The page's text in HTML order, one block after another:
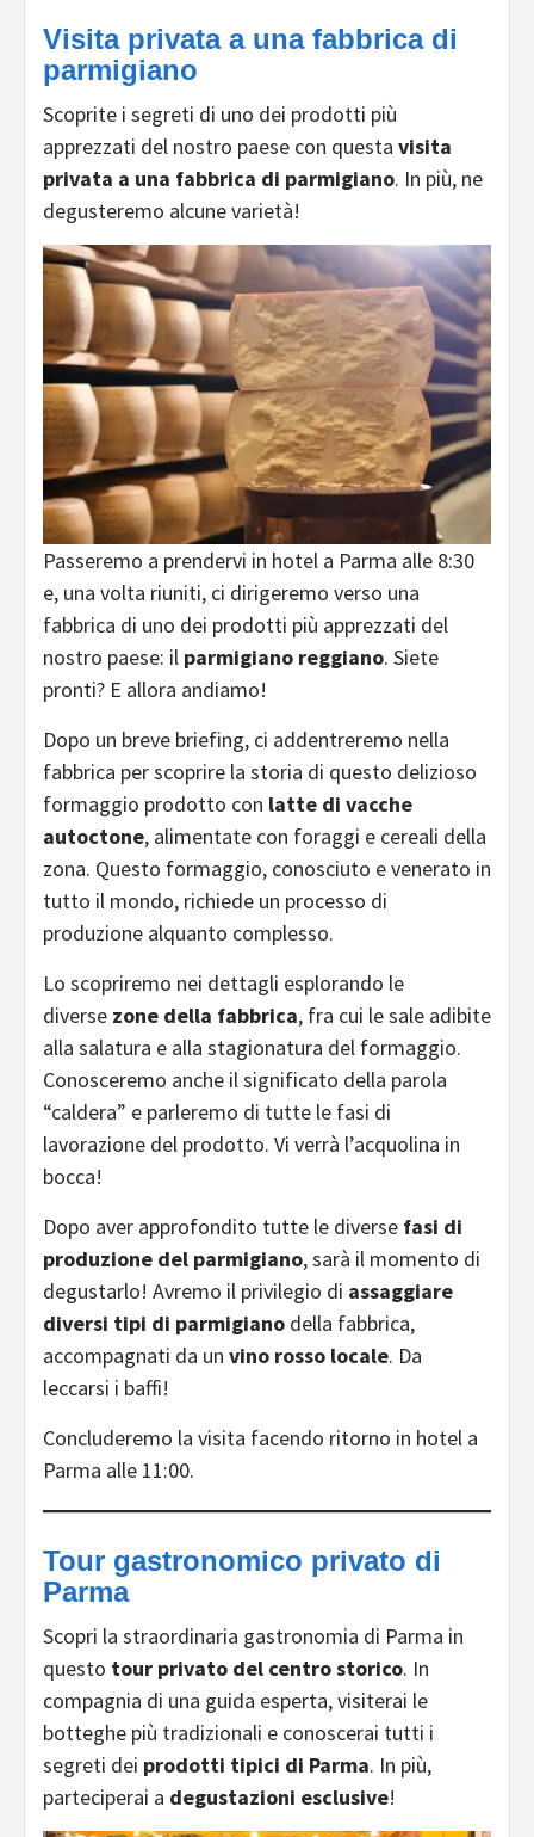
Visita privata a una fabbrica di
parmigiano
Scoprite i segreti di uno dei prodotti più
apprezzati del nostro paese con questa visita
privata a una fabbrica di parmigiano. In più, ne
degusteremo alcune varietà!
Passeremo a prendervi in hotel a Parma alle 8:30
e, una volta riuniti, ci dirigeremo verso una
fabbrica di uno dei prodotti più apprezzati del
nostro paese: il parmigiano reggiano. Siete
pronti? E allora andiamo!
Dopo un breve briefing, ci addentreremo nella
fabbrica per scoprire la storia di questo delizioso
formaggio prodotto con latte di vacche
autoctone, alimentate con foraggi e cereali della
zona. Questo formaggio, conosciuto e venerato in
tutto il mondo, richiede un processo di
produzione alquanto complesso.
Lo scopriremo nei dettagli esplorando le
diverse zone della fabbrica, fra cui le sale adibite
alla salatura e alla stagionatura del formaggio.
Conosceremo anche il significato della parola
“caldera” e parleremo di tutte le fasi di
lavorazione del prodotto. Vi verrà l’acquolina in
bocca!
Dopo aver approfondito tutte le diverse fasi di
produzione del parmigiano, sarà il momento di
degustarlo! Avremo il privilegio di assaggiare
diversi tipi di parmigiano della fabbrica,
accompagnati da un vino rosso locale. Da
leccarsi i baffi!
Concluderemo la visita facendo ritorno in hotel a
Parma alle 11:00.
Tour gastronomico privato di
Parma
Scopri la straordinaria gastronomia di Parma in
questo tour privato del centro storico. In
compagnia di una guida esperta, visiterai le
botteghe più tradizionali e conoscerai tutti i
segreti dei prodotti tipici di Parma. In più,
parteciperai a degustazioni esclusive!